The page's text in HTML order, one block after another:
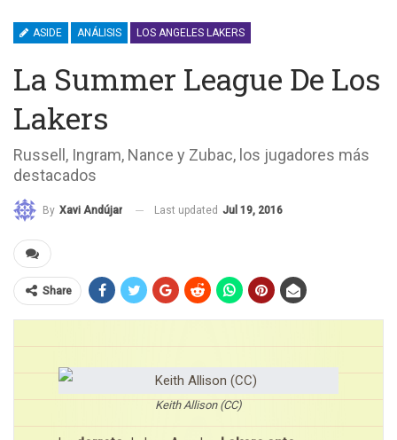
ASIDE ANÁLISIS LOS ANGELES LAKERS
La Summer League De Los
Lakers
Russell, Ingram, Nance y Zubac, los jugadores más
destacados
By Xavi Andújar Last updated Jul 19, 2016
Share
Keith Allison (CC)